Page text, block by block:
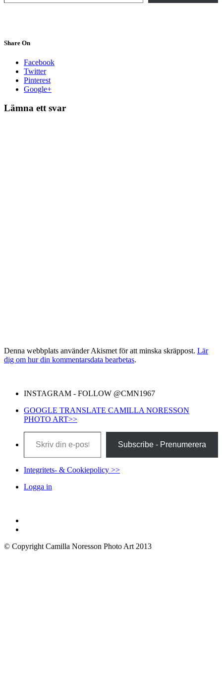
Share On
Facebook
Twitter
Pinterest
Google+
Lämna ett svar
Denna webbplats använder Akismet för att minska skräppost. Lär
dig om hur din kommentarsdata bearbetas.
INSTAGRAM - FOLLOW @CMN1967
GOOGLE TRANSLATE CAMILLA NORESSON
PHOTO ART>>
Skriv din e-post …
Subscribe - Prenumerera
Integritets- & Cookiepolicy >>
Logga in
© Copyright Camilla Noresson Photo Art 2013